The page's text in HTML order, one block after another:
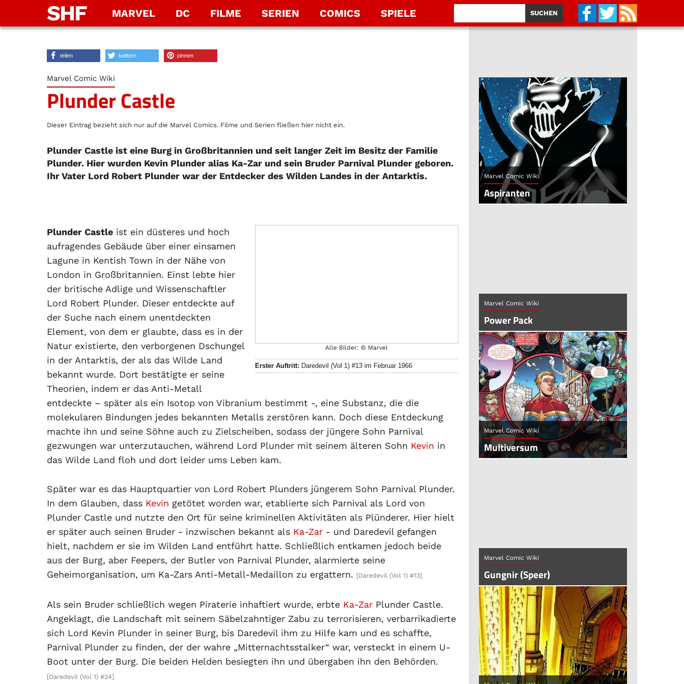
SHF MARVEL DC FILME SERIEN COMICS SPIELE
teilen twittern pinnen
Marvel Comic Wiki
Plunder Castle
Dieser Eintrag bezieht sich nur auf die Marvel Comics. Filme und Serien fließen hier nicht ein.
Plunder Castle ist eine Burg in Großbritannien und seit langer Zeit im Besitz der Familie
Plunder. Hier wurden Kevin Plunder alias Ka-Zar und sein Bruder Parnival Plunder geboren.
Ihr Vater Lord Robert Plunder war der Entdecker des Wilden Landes in der Antarktis.
Alle Bilder: © Marvel
Erster Auftritt: Daredevil (Vol 1) #13 im Februar 1966
Plunder Castle ist ein düsteres und hoch
aufragendes Gebäude über einer einsamen
Lagune in Kentish Town in der Nähe von
London in Großbritannien. Einst lebte hier
der britische Adlige und Wissenschaftler
Lord Robert Plunder. Dieser entdeckte auf
der Suche nach einem unentdeckten
Element, von dem er glaubte, dass es in der
Natur existierte, den verborgenen Dschungel
in der Antarktis, der als das Wilde Land
bekannt wurde. Dort bestätigte er seine
Theorien, indem er das Anti-Metall
entdeckte – später als ein Isotop von Vibranium bestimmt -, eine Substanz, die die
molekularen Bindungen jedes bekannten Metalls zerstören kann. Doch diese Entdeckung
machte ihn und seine Söhne auch zu Zielscheiben, sodass der jüngere Sohn Parnival
gezwungen war unterzutauchen, während Lord Plunder mit seinem älteren Sohn Kevin in
das Wilde Land floh und dort leider ums Leben kam.
Später war es das Hauptquartier von Lord Robert Plunders jüngerem Sohn Parnival Plunder.
In dem Glauben, dass Kevin getötet worden war, etablierte sich Parnival als Lord von
Plunder Castle und nutzte den Ort für seine kriminellen Aktivitäten als Plünderer. Hier hielt
er später auch seinen Bruder - inzwischen bekannt als Ka-Zar - und Daredevil gefangen
hielt, nachdem er sie im Wilden Land entführt hatte. Schließlich entkamen jedoch beide
aus der Burg, aber Feepers, der Butler von Parnival Plunder, alarmierte seine
Geheimorganisation, um Ka-Zars Anti-Metall-Medaillon zu ergattern. [Daredevil (Vol 1) #13]
Als sein Bruder schließlich wegen Piraterie inhaftiert wurde, erbte Ka-Zar Plunder Castle.
Angeklagt, die Landschaft mit seinem Säbelzahntiger Zabu zu terrorisieren, verbarrikadierte
sich Lord Kevin Plunder in seiner Burg, bis Daredevil ihm zu Hilfe kam und es schaffte,
Parnival Plunder zu finden, der der wahre „Mitternachtsstalker“ war, versteckt in einem U-
Boot unter der Burg. Die beiden Helden besiegten ihn und übergaben ihn den Behörden.
[Daredevil (Vol 1) #24]
Marvel Comic Wiki
Aspiranten
Marvel Comic Wiki
Power Pack
Marvel Comic Wiki
Multiversum
Marvel Comic Wiki
Gungnir (Speer)